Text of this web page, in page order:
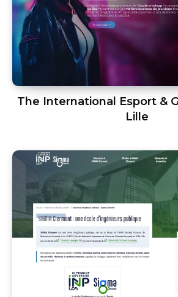
The International Esport &
Lille